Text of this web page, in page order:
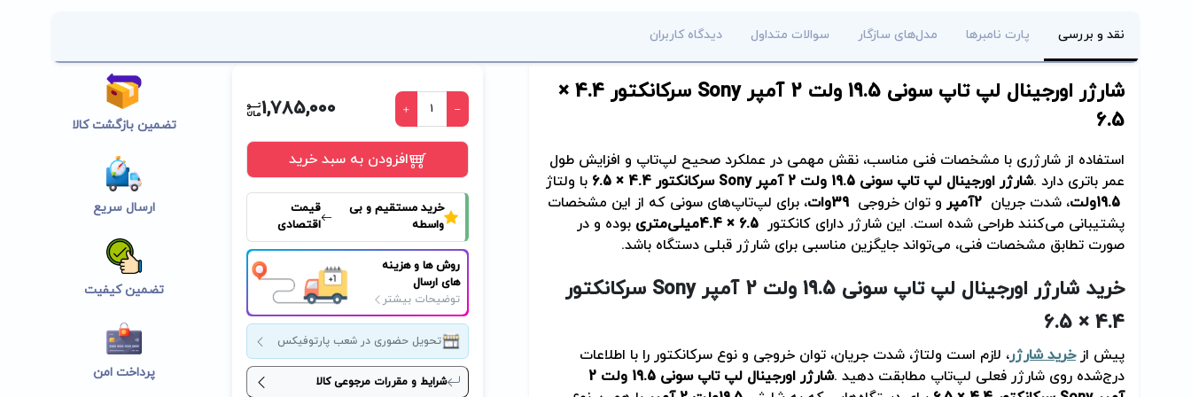
نقد و بررسی پارت نامبرها مدل‌های سازگار سوالات متداول دیدگاه کاربران
1,785,000
افزودن به سبد خرید
خرید مستقیم و بی
واسطه
قیمت
اقتصادی
روش ها و هزینه
های ارسال
توضیحات بیشتر
تحویل حضوری در شعب پارتوفیکس
شرایط و مقررات مرجوعی کالا
تضمین بازگشت کالا
ارسال سریع
تضمین کیفیت
پرداخت امن
شارژر اورجینال لپ تاپ سونی 19.5 ولت 2 آمپر Sony
سرکانکتور 4.4 ×
6.5
استفاده از شارژری با مشخصات فنی مناسب، نقش مهمی در عملکرد صحیح لپ‌تاپ و افزایش طول
عمر باتری دارد .شارژر اورجینال لپ تاپ سونی 19.5 ولت 2 آمپر Sonyسرکانکتور 4.4 × 6.5
با ولتاژ
19.5ولت، شدت جریان 2آمپر و توان خروجی 39وات، برای لپ‌تاپ‌های سونی که از این مشخصات
پشتیبانی می‌کنند طراحی شده است. این شارژر دارای کانکتور 4.4 × 6.5میلی‌متری بوده و در
صورت تطابق مشخصات فنی، می‌تواند جایگزین مناسبی برای شارژر قبلی دستگاه باشد.
خرید شارژر اورجینال لپ تاپ سونی 19.5 ولت 2 آمپر Sonyسرکانکتور
4.4 × 6.5
پیش ازخرید شارژر، لازم است ولتاژ، شدت جریان، توان خروجی و نوع سرکانکتور را با اطلاعات
درج‌شده روی شارژر فعلی لپ‌تاپ مطابقت دهید .
شارژر اورجینال لپ تاپ سونی 19.5 ولت 2